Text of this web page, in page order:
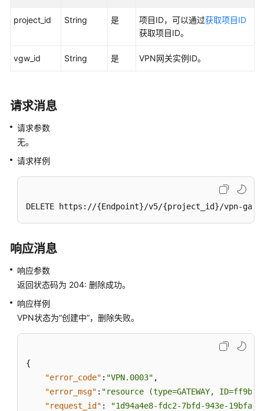
户
员
南
最
故
排
常
见
问
参
project_id String 是 项目ID，可以通过获取项目ID
获取项目ID。
vgw_id String 是 VPN网关实例ID。
请求消息
请求参数
无。
请求样例
DELETE https://{Endpoint}/v5/{project_id}/vpn-
响应消息
响应参数
返回状态码为 204: 删除成功。
响应样例
VPN状态为“创建中”，删除失败。
{
"error_code" : "VPN.0003" ,
"error_msg" : "resource (type=GATEWAY,
"request_id" :
"1d94a4e8-fdc2-7bfd-943e-